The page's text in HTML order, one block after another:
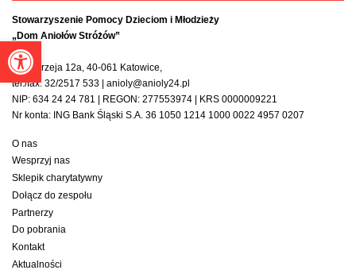
Otwórz pasek narzędzi
Stowarzyszenie Pomocy Dzieciom i Młodzieży
„Dom Aniołów Stróżów”
ul. Andrzeja 12a, 40-061 Katowice,
tel./fax. 32/2517 533 | anioly@anioly24.pl
NIP: 634 24 24 781 | REGON: 277553974 | KRS 0000009221
Nr konta: ING Bank Śląski S.A. 36 1050 1214 1000 0022 4957 0207
O nas
Wesprzyj nas
Sklepik charytatywny
Dołącz do zespołu
Partnerzy
Do pobrania
Kontakt
Aktualności